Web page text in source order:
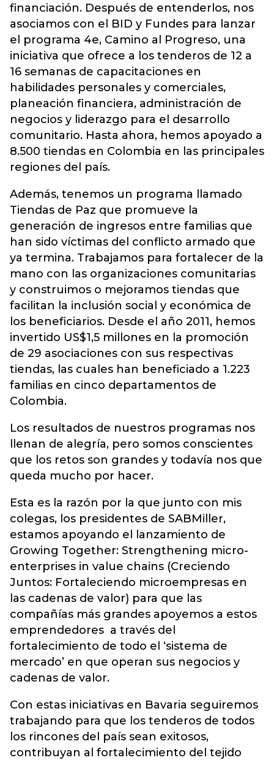
financiación. Después de entenderlos, nos
asociamos con el BID y Fundes para lanzar
el programa 4e, Camino al Progreso, una
iniciativa que ofrece a los tenderos de 12 a
16 semanas de capacitaciones en
habilidades personales y comerciales,
planeación financiera, administración de
negocios y liderazgo para el desarrollo
comunitario. Hasta ahora, hemos apoyado a
8.500 tiendas en Colombia en las principales
regiones del país.
Además, tenemos un programa llamado
Tiendas de Paz que promueve la
generación de ingresos entre familias que
han sido víctimas del conflicto armado que
ya termina. Trabajamos para fortalecer de la
mano con las organizaciones comunitarias
y construimos o mejoramos tiendas que
facilitan la inclusión social y económica de
los beneficiarios. Desde el año 2011, hemos
invertido US$1,5 millones en la promoción
de 29 asociaciones con sus respectivas
tiendas, las cuales han beneficiado a 1.223
familias en cinco departamentos de
Colombia.
Los resultados de nuestros programas nos
llenan de alegría, pero somos conscientes
que los retos son grandes y todavía nos que
queda mucho por hacer.
Esta es la razón por la que junto con mis
colegas, los presidentes de SABMiller,
estamos apoyando el lanzamiento de
Growing Together: Strengthening micro-
enterprises in value chains (Creciendo
Juntos: Fortaleciendo microempresas en
las cadenas de valor) para que las
compañías más grandes apoyemos a estos
emprendedores a través del
fortalecimiento de todo el ‘sistema de
mercado’ en que operan sus negocios y
cadenas de valor.
Con estas iniciativas en Bavaria seguiremos
trabajando para que los tenderos de todos
los rincones del país sean exitosos,
contribuyan al fortalecimiento del tejido